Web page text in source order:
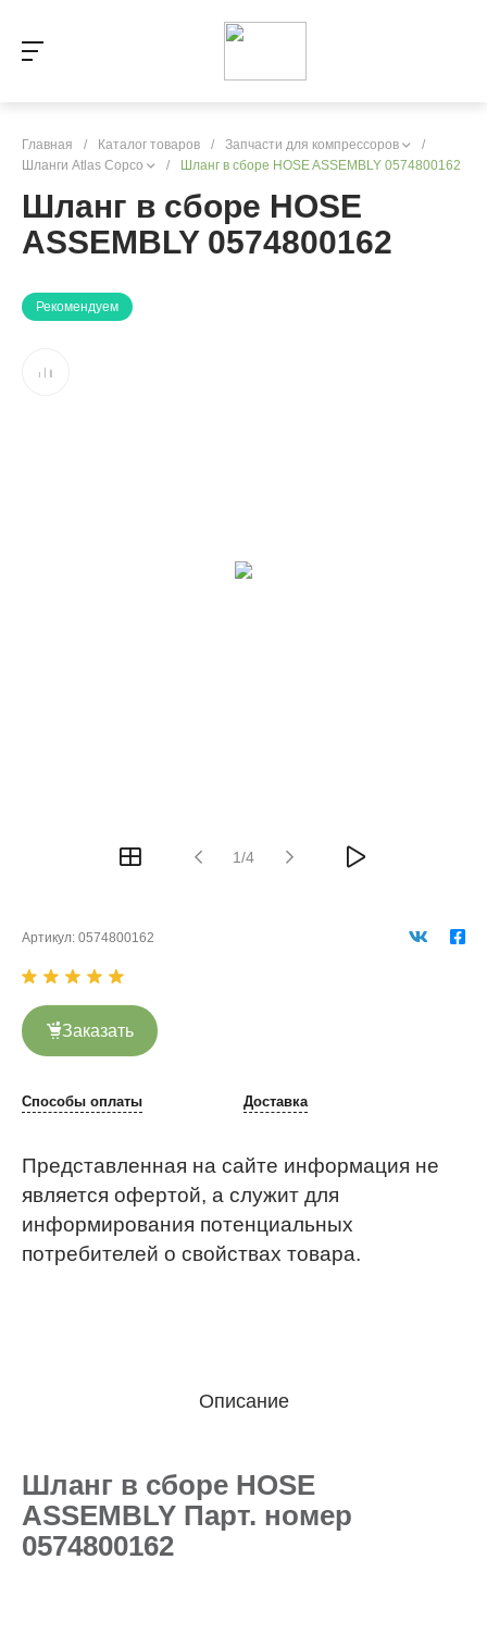
Главная / Каталог товаров / Запчасти для компрессоров
/
Шланги Atlas Copco
/ Шланг в сборе HOSE ASSEMBLY 0574800162
Шланг в сборе HOSE
ASSEMBLY 0574800162
Рекомендуем
1/4
Артикул: 0574800162
Заказать
Способы оплаты Доставка
Представленная на сайте информация не
является офертой, а служит для
информирования потенциальных
потребителей о свойствах товара.
Описание
Шланг в сборе HOSE
ASSEMBLY Парт. номер
0574800162